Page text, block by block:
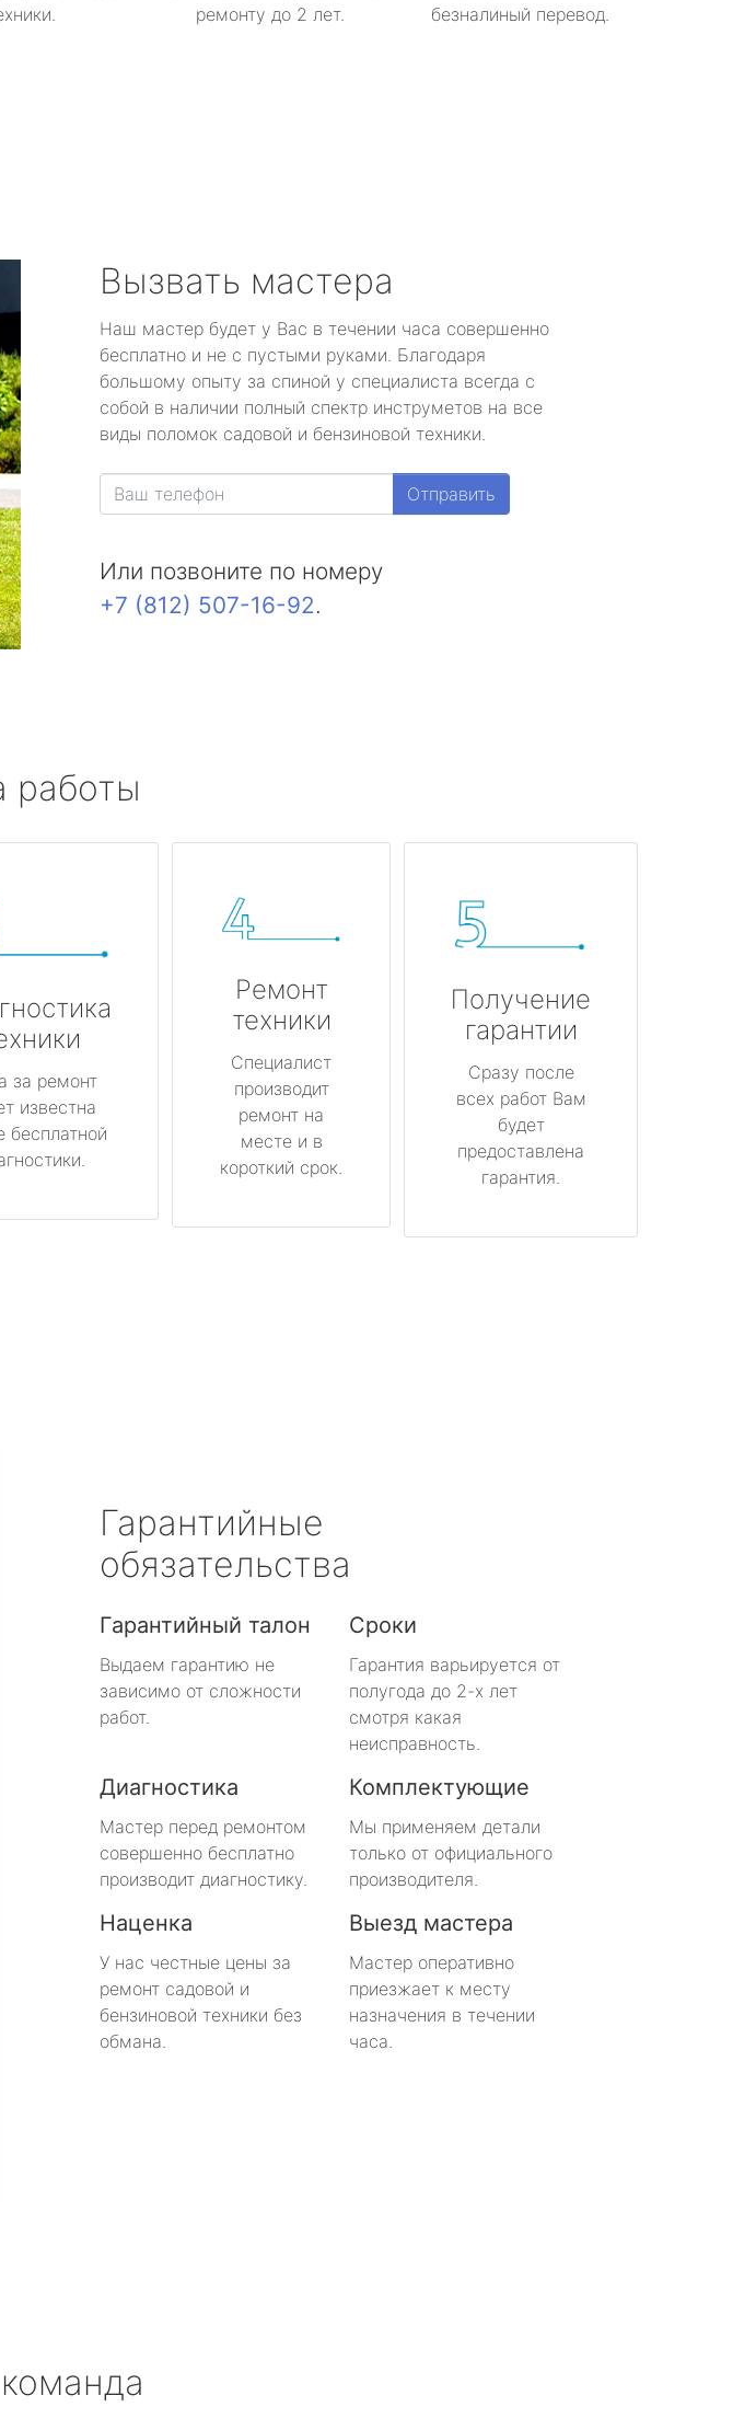
ремонту до 2 лет.
безналиный перевод.
Вызвать мастера
Наш мастер будет у Вас в течении часа совершенно
бесплатно и не с пустыми руками. Благодаря
большому опыту за спиной у специалиста всегда с
собой в наличии полный спектр инструметов на все
виды поломок садовой и бензиновой техники.
Отправить
Или позвоните по номеру
+7 (812) 507-16-92.
работы
за ремонт
известна
бесплатной
Ремонт
техники
Специалист
производит
ремонт на
месте и в
короткий срок.
Получение
гарантии
Сразу после
всех работ Вам
будет
предоставлена
гарантия.
Гарантийные
обязательства
Гарантийный талон
Выдаем гарантию не
зависимо от сложности
работ.
Сроки
Гарантия варьируется от
полугода до 2-х лет
смотря какая
неисправность.
Диагностика
Мастер перед ремонтом
совершенно бесплатно
производит диагностику.
Комплектующие
Мы применяем детали
только от официального
производителя.
Наценка
У нас честные цены за
ремонт садовой и
бензиновой техники без
обмана.
Выезд мастера
Мастер оперативно
приезжает к месту
назначения в течении
часа.